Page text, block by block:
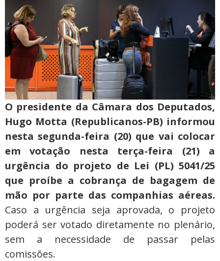
O presidente da Câmara dos Deputados,
Hugo Motta (Republicanos-PB) informou
nesta segunda-feira (20) que vai colocar
em votação nesta terça-feira (21) a
urgência do projeto de Lei (PL) 5041/25
que proíbe a cobrança de bagagem de
mão por parte das companhias aéreas.
Caso a urgência seja aprovada, o projeto
poderá ser votado diretamente no plenário,
sem a necessidade de passar pelas
comissões.